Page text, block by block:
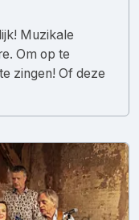
Muzikale
Om op te
zingen! Of deze